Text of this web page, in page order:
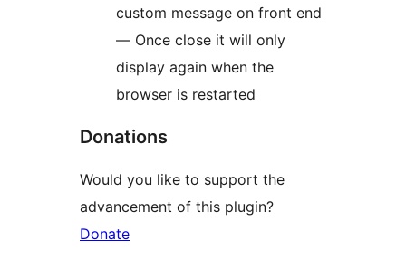
custom message on front end
— Once close it will only
display again when the
browser is restarted
Donations
Would you like to support the
advancement of this plugin?
Donate